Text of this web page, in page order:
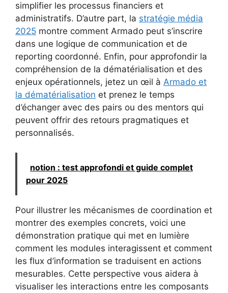
simplifier les processus financiers et
administratifs. D’autre part, la stratégie média
2025 montre comment Armado peut s’inscrire
dans une logique de communication et de
reporting coordonné. Enfin, pour approfondir la
compréhension de la dématérialisation et des
enjeux opérationnels, jetez un œil à Armado et
la dématérialisation et prenez le temps
d’échanger avec des pairs ou des mentors qui
peuvent offrir des retours pragmatiques et
personnalisés.
notion : test approfondi et guide complet
pour 2025
Pour illustrer les mécanismes de coordination et
montrer des exemples concrets, voici une
démonstration pratique qui met en lumière
comment les modules interagissent et comment
les flux d’information se traduisent en actions
mesurables. Cette perspective vous aidera à
visualiser les interactions entre les composants